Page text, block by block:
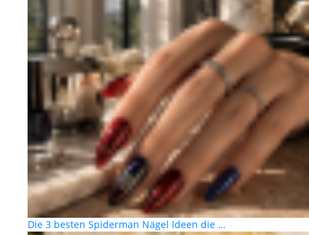
Die 3 besten Spiderman Nägel Ideen die …